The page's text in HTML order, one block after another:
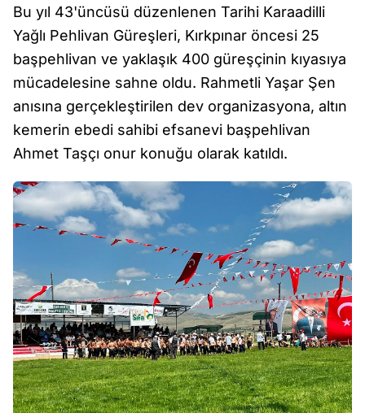
Bu yıl 43'üncüsü düzenlenen Tarihi Karaadilli
Yağlı Pehlivan Güreşleri, Kırkpınar öncesi 25
başpehlivan ve yaklaşık 400 güreşçinin kıyasıya
mücadelesine sahne oldu. Rahmetli Yaşar Şen
anısına gerçekleştirilen dev organizasyona, altın
kemerin ebedi sahibi efsanevi başpehlivan
Ahmet Taşçı onur konuğu olarak katıldı.